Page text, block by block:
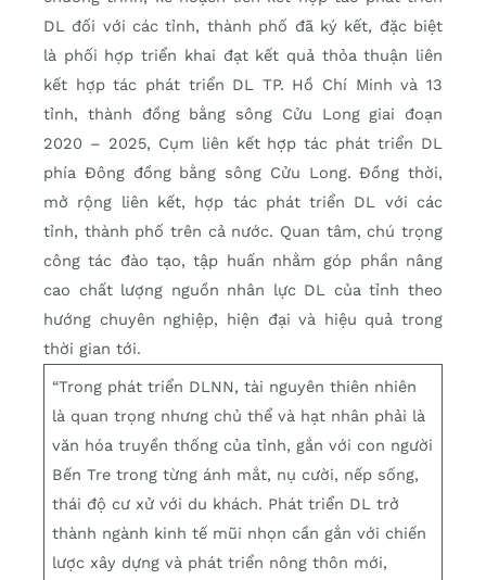
DL đối với các tỉnh, thành phố đã ký kết, đặc biệt
là phối hợp triển khai đạt kết quả thỏa thuận liên
kết hợp tác phát triển DL TP. Hồ Chí Minh và 13
tỉnh, thành đồng bằng sông Cửu Long giai đoạn
2020 – 2025, Cụm liên kết hợp tác phát triển DL
phía Đông đồng bằng sông Cửu Long. Đồng thời,
mở rộng liên kết, hợp tác phát triển DL với các
tỉnh, thành phố trên cả nước. Quan tâm, chú trọng
công tác đào tạo, tập huấn nhằm góp phần nâng
cao chất lượng nguồn nhân lực DL của tỉnh theo
hướng chuyên nghiệp, hiện đại và hiệu quả trong
thời gian tới.
“Trong phát triển DLNN, tài nguyên thiên nhiên
là quan trọng nhưng chủ thể và hạt nhân phải là
văn hóa truyền thống của tỉnh, gắn với con người
Bến Tre trong từng ánh mắt, nụ cười, nếp sống,
thái độ cư xử với du khách. Phát triển DL trở
thành ngành kinh tế mũi nhọn cần gắn với chiến
lược xây dựng và phát triển nông thôn mới,